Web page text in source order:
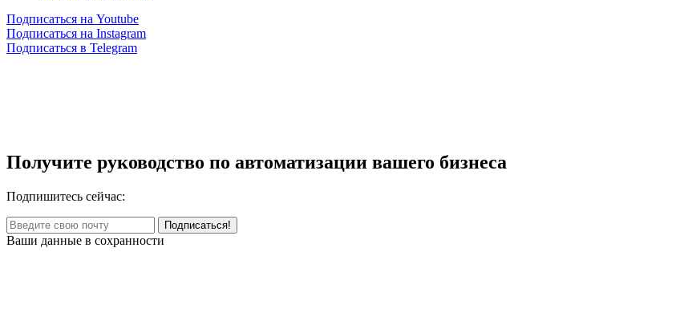
Подписаться на Youtube
Подписаться на Instagram
Подписаться в Telegram
Получите руководство по автоматизации вашего бизнеса
Подпишитесь сейчас:
Ваши данные в сохранности